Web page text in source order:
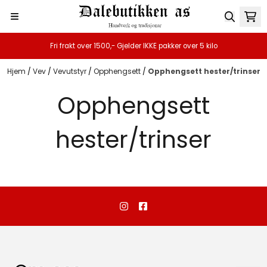
Hopp til innhold
Fri frakt over 1500,- Gjelder IKKE pakker over 5 kilo
Hjem / Vev / Vevutstyr / Opphengsett / Opphengsett hester/trinser
Opphengsett
hester/trinser